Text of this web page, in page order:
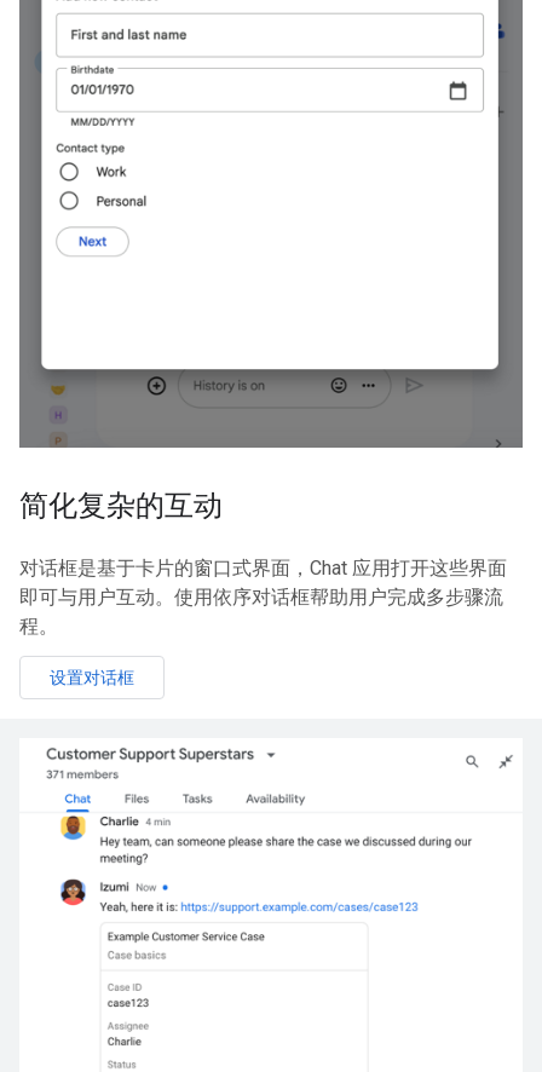
简化复杂的互动
对话框是基于卡片的窗口式界面，Chat 应用打开这些界面
即可与用户互动。使用依序对话框帮助用户完成多步骤流
程。
设置对话框